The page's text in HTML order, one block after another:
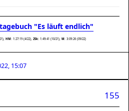
"Es läuft endlich"
HM: 1:27:19 (4/22), 25k:1:49:41 (10/21), M: 3:09:26 (09/22)
15:07
155